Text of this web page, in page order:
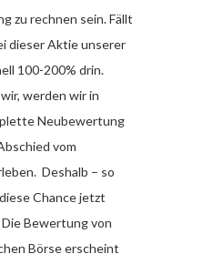
zu rechnen sein. Fällt
dieser Aktie unserer
100-200% drin.
werden wir in
Neubewertung
vom
Deshalb – so
Chance jetzt
Bewertung von
Börse erscheint